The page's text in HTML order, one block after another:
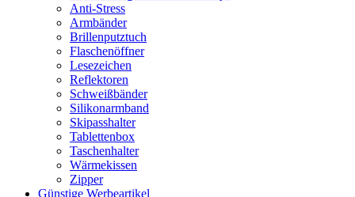
Anti-Stress
Armbänder
Brillenputztuch
Flaschenöffner
Lesezeichen
Reflektoren
Schweißbänder
Silikonarmband
Skipasshalter
Tablettenbox
Taschenhalter
Wärmekissen
Zipper
Günstige Werbeartikel